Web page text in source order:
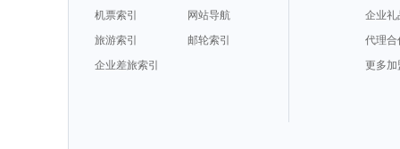
机票索引
网站导航
旅游索引
邮轮索引
企业差旅索引
企业礼
代理合
更多加